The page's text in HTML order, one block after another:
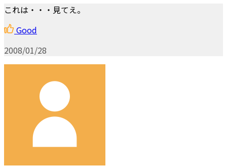
これは・・・見てえ。
Good
2008/01/28